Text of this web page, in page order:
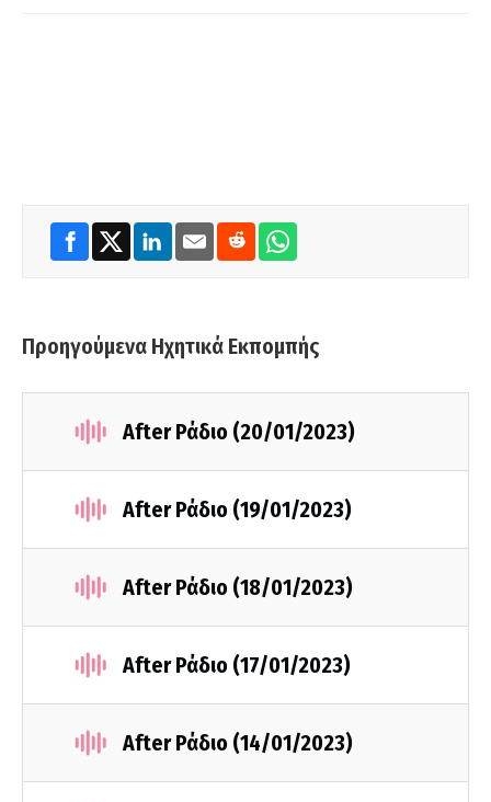
Προηγούμενα Ηχητικά Εκπομπής
After Ράδιο (20/01/2023)
After Ράδιο (19/01/2023)
After Ράδιο (18/01/2023)
After Ράδιο (17/01/2023)
After Ράδιο (14/01/2023)